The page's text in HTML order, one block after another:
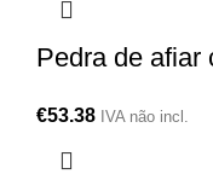
Pedra de afiar
€53.38 IVA não incl.